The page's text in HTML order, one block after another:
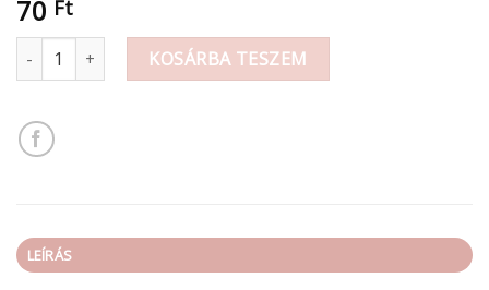
70 Ft
Enciánkék nylon csipke 1 cm széles mennyiség
KOSÁRBA TESZEM
LEÍRÁS